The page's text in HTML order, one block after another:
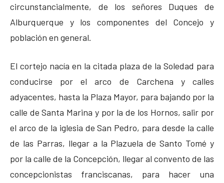
circunstancialmente, de los señores Duques de
Alburquerque y los componentes del Concejo y
población en general.
El cortejo nacía en la citada plaza de la Soledad para
conducirse por el arco de Carchena y calles
adyacentes, hasta la Plaza Mayor, para bajando por la
calle de Santa Marina y por la de los Hornos, salir por
el arco de la iglesia de San Pedro, para desde la calle
de las Parras, llegar a la Plazuela de Santo Tomé y
por la calle de la Concepción, llegar al convento de las
concepcionistas franciscanas, para hacer una